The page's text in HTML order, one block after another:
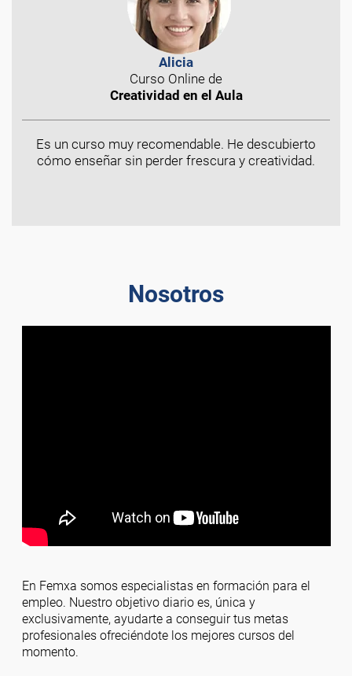
Alicia
Curso Online de
Creatividad en el Aula
Es un curso muy recomendable. He descubierto
cómo enseñar sin perder frescura y creatividad.
Nosotros
En Femxa somos especialistas en formación para el
empleo. Nuestro objetivo diario es, única y
exclusivamente, ayudarte a conseguir tus metas
profesionales ofreciéndote los mejores cursos del
momento.